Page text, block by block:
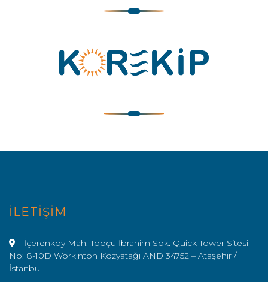
İLETİŞİM
İçerenköy Mah. Topçu İbrahim Sok. Quick Tower Sitesi
No: 8-10D Workinton Kozyatağı AND 34752 – Ataşehir /
İstanbul